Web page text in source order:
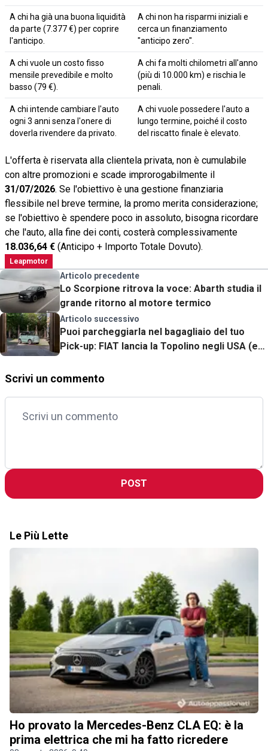
A chi ha già una buona liquidità
da parte (7.377 €) per coprire
l'anticipo.
A chi non ha risparmi iniziali e
cerca un finanziamento
"anticipo zero".
A chi vuole un costo fisso
mensile prevedibile e molto
basso (79 €).
A chi fa molti chilometri all'anno
(più di 10.000 km) e rischia le
penali.
A chi intende cambiare l'auto
ogni 3 anni senza l'onere di
doverla rivendere da privato.
A chi vuole possedere l'auto a
lungo termine, poiché il costo
del riscatto finale è elevato.
L'offerta è riservata alla clientela privata, non è cumulabile
con altre promozioni e scade improrogabilmente il
31/07/2026. Se l'obiettivo è una gestione finanziaria
flessibile nel breve termine, la promo merita considerazione;
se l'obiettivo è spendere poco in assoluto, bisogna ricordare
che l'auto, alla fine dei conti, costerà complessivamente
18.036,64 € (Anticipo + Importo Totale Dovuto).
Leapmotor
Articolo precedente
Lo Scorpione ritrova la voce: Abarth studia il
grande ritorno al motore termico
Articolo successivo
Puoi parcheggiarla nel bagagliaio del tuo
Pick-up: FIAT lancia la Topolino negli USA (e
Scrivi un commento
POST
Le Più Lette
Ho provato la Mercedes-Benz CLA EQ: è la
prima elettrica che mi ha fatto ricredere